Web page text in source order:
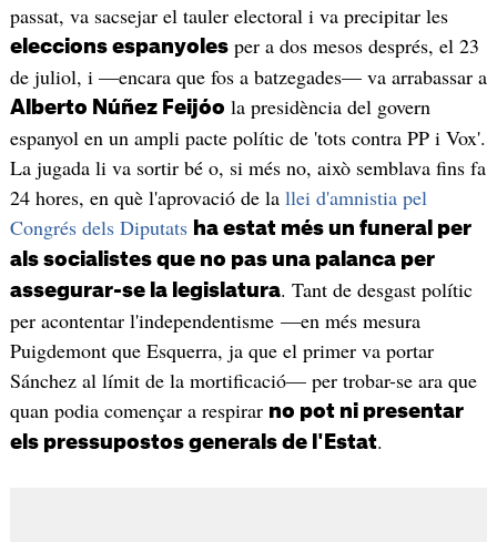
passat, va sacsejar el tauler electoral i va precipitar les
eleccions espanyolesper a dos mesos després, el 23
de juliol, i —encara que fos a batzegades— va arrabassar a
Alberto Núñez Feijóo la presidència del govern
espanyol en un ampli pacte polític de 'tots contra PP i Vox'.
La jugada li va sortir bé o, si més no, això semblava fins fa
24 hores, en què l'aprovació de la llei d'amnistia pel
Congrés dels Diputats ha estat més un funeral per
als socialistes que no pas una palanca per
assegurar-se la legislatura. Tant de desgast polític
per acontentar l'independentisme —en més mesura
Puigdemont que Esquerra, ja que el primer va portar
Sánchez al límit de la mortificació— per trobar-se ara que
quan podia començar a respirar no pot ni presentar
els pressupostos generals de l'Estat.